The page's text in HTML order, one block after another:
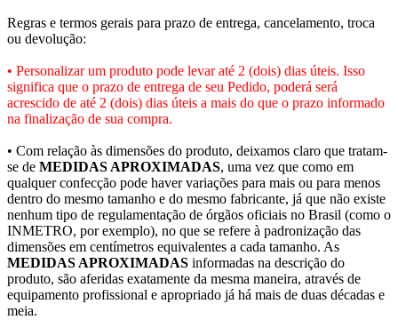
Regras e termos gerais para prazo de entrega, cancelamento, troca
ou devolução:
• Personalizar um produto pode levar até 2 (dois) dias úteis. Isso
significa que o prazo de entrega de seu Pedido, poderá será
acrescido de até 2 (dois) dias úteis a mais do que o prazo informado
na finalização de sua compra.
• Com relação às dimensões do produto, deixamos claro que tratam-
se de MEDIDAS APROXIMADAS, uma vez que como em
qualquer confecção pode haver variações para mais ou para menos
dentro do mesmo tamanho e do mesmo fabricante, já que não existe
nenhum tipo de regulamentação de órgãos oficiais no Brasil (como o
INMETRO, por exemplo), no que se refere à padronização das
dimensões em centímetros equivalentes a cada tamanho. As
MEDIDAS APROXIMADAS informadas na descrição do
produto, são aferidas exatamente da mesma maneira, através de
equipamento profissional e apropriado já há mais de duas décadas e
meia.